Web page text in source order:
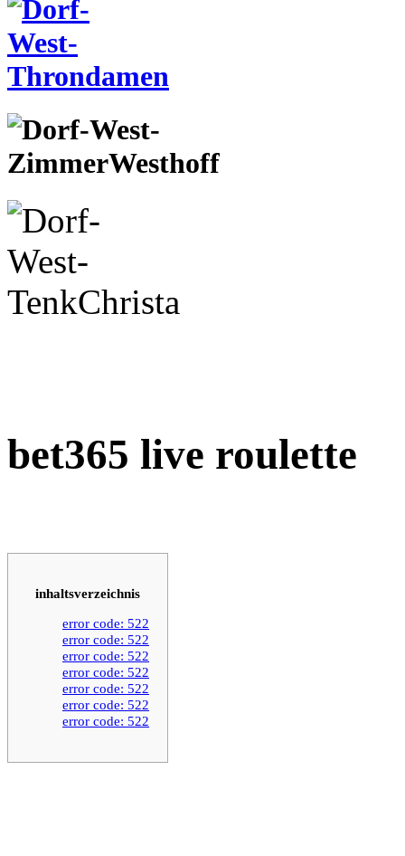
bet365 live roulette
inhaltsverzeichnis
error code: 522
error code: 522
error code: 522
error code: 522
error code: 522
error code: 522
error code: 522